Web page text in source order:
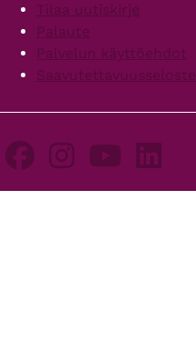
Tilaa uutiskirje
Palaute
Palvelun käyttöehdot
Saavutettavuusseloste